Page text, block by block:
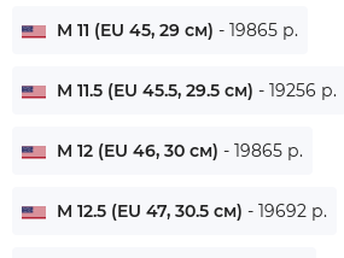
M 11 (EU 45, 29 см) - 19865 р.
M 11.5 (EU 45.5, 29.5 см) - 19256 р.
M 12 (EU 46, 30 см) - 19865 р.
M 12.5 (EU 47, 30.5 см) - 19692 р.